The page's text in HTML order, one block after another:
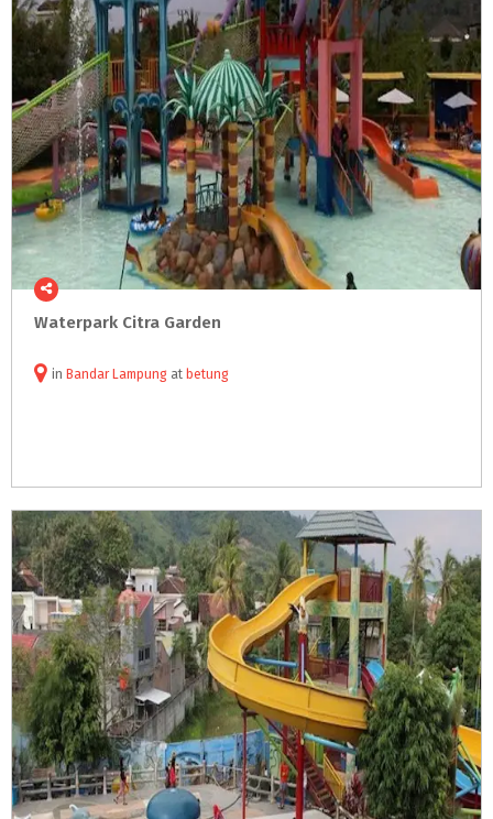
Waterpark Citra Garden
in Bandar Lampung at betung